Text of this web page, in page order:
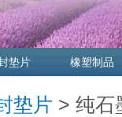
垫片 橡塑制品
垫片 > 纯石